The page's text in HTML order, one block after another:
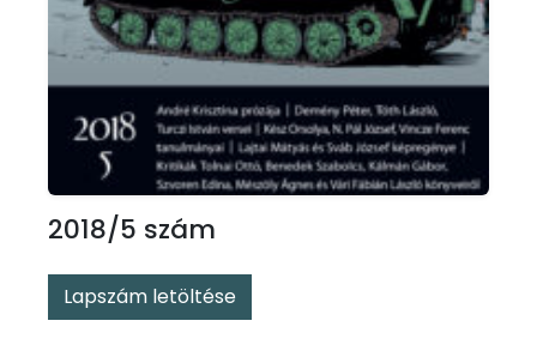
2018/5 szám
Lapszám letöltése